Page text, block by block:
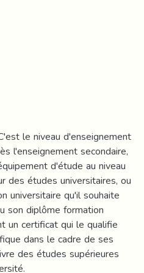
le niveau d'enseignement
l'enseignement secondaire,
d'étude au niveau
des études universitaires, ou
universitaire qu'il souhaite
son diplôme formation
un certificat qui le qualifie
dans le cadre de ses
des études supérieures